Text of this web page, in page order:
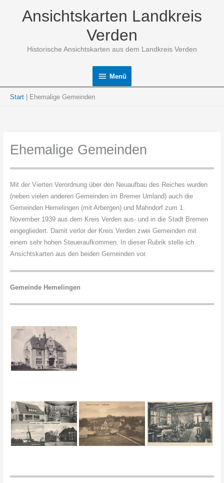
Ansichtskarten Landkreis
Verden
Historische Ansichtskarten aus dem Landkreis Verden
Menü
Menü
Start Ehemalige Gemeinden
Ehemalige Gemeinden
Mit der Vierten Verordnung über den Neuaufbau des Reiches wurden
(neben vielen anderen Gemeinden im Bremer Umland) auch die
Gemeinden Hemelingen (mit Arbergen) und Mahndorf zum 1.
November 1939 aus dem Kreis Verden aus- und in die Stadt Bremen
eingegliedert. Damit verlor der Kreis Verden zwei Gemeinden mit
einem sehr hohen Steueraufkommen. In dieser Rubrik stelle ich
Ansichtskarten aus den beiden Gemeinden vor.
Gemeinde Hemelingen